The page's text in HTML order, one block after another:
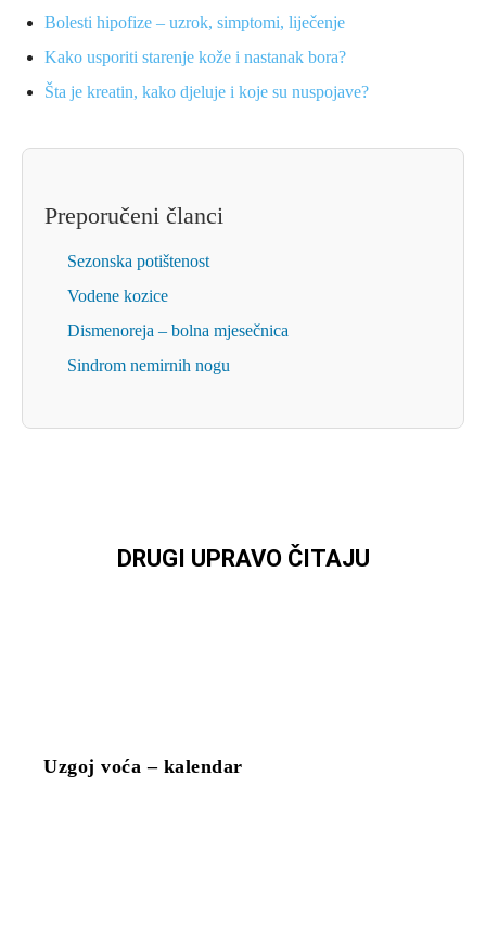
Bolesti hipofize – uzrok, simptomi, liječenje
Kako usporiti starenje kože i nastanak bora?
Šta je kreatin, kako djeluje i koje su nuspojave?
Preporučeni članci
Sezonska potištenost
Vodene kozice
Dismenoreja – bolna mjesečnica
Sindrom nemirnih nogu
DRUGI UPRAVO ČITAJU
Uzgoj voća – kalendar